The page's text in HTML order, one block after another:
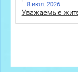
8 июл. 2026
Уважаемые